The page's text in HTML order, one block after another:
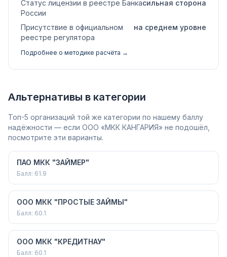
Статус лицензии в реестре Банка
России
сильная сторона
Присутствие в официальном
реестре регулятора
на среднем уровне
Подробнее о методике расчёта →
Альтернативы в категории
Топ-5 организаций той же категории по нашему баллу
надёжности — если ООО «МКК КАНГАРИЯ» не подошёл,
посмотрите эти варианты.
ПАО МКК "ЗАЙМЕР"
Балл: 61.9
ООО МКК "ПРОСТЫЕ ЗАЙМЫ"
Балл: 60.1
ООО МКК "КРЕДИТНАУ"
Балл: 60.1